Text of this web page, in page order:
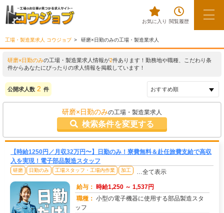
お気に入り 閲覧履歴
工場・製造業求人 コウジョブ 研磨×日勤のみの工場・製造業求人
研磨×日勤のみの工場・製造業求人情報が2件あります！勤務地や職種、こだわり条
件からあなたにぴったりの求人情報を掲載しています！
公開求人数 2 件
研磨×日勤のみの工場・製造業求人
検索条件を変更する
【時給1250円／月収32万円〜】日勤のみ！寮費無料＆赴任旅費支給で高収
入を実現！電子部品製造スタッフ
研磨 日勤のみ 工場スタッフ・工場内作業 加工 …全て表示
給与： 時給1,250 ～ 1,537円
職種： 小型の電子機器に使用する部品製造スタ
ッフ